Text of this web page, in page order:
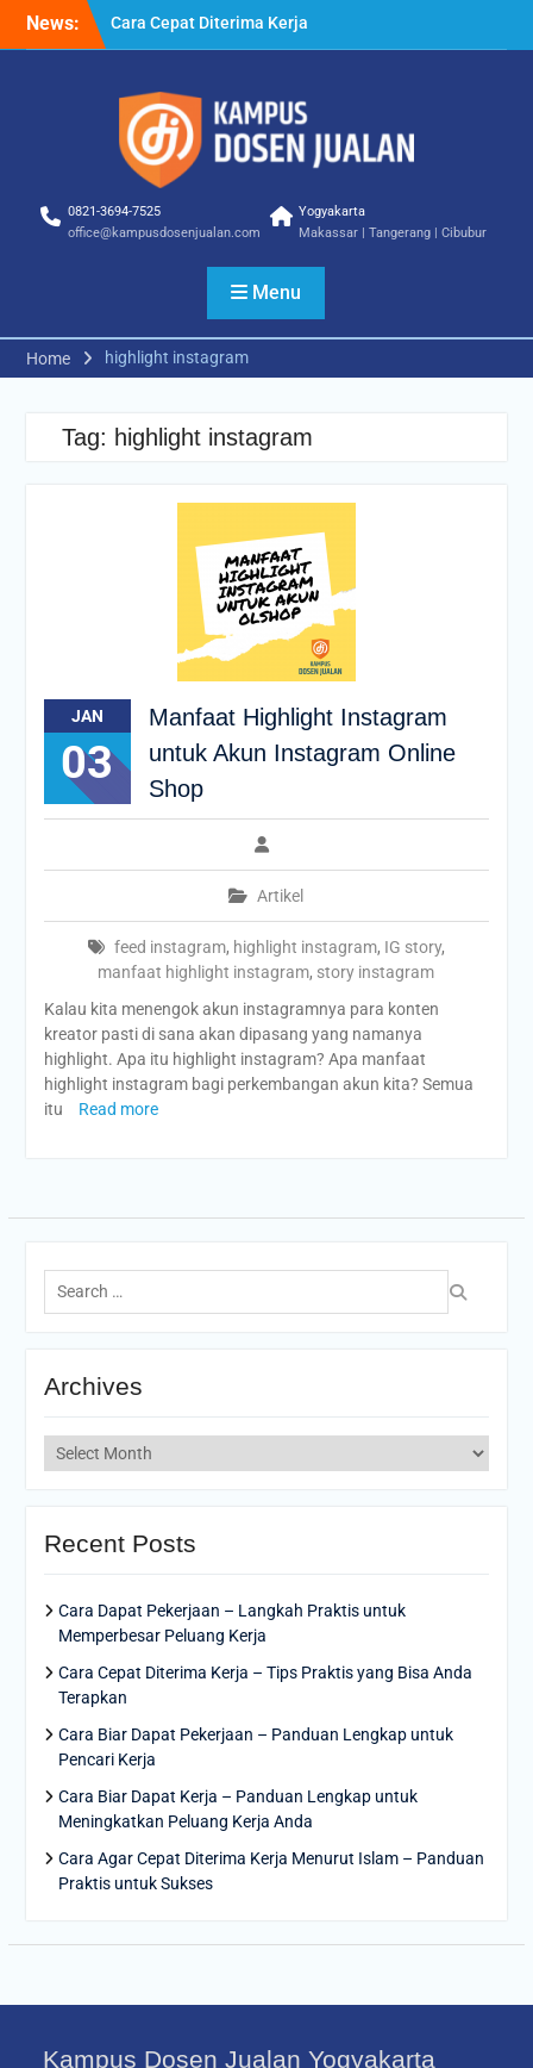
News:
Cara Cepat Diterima Kerja
– Tips Praktis yang Bisa
Cara Biar Dapat Pekerjaan
– Panduan Lengkap untuk
Pencari Kerja
Cara Dapat Pekerjaan –
Memperbesar Peluang
0821-3694-7525
office@kampusdosenjualan.com
Yogyakarta
Makassar | Tangerang | Cibubur
Menu
Home highlight instagram
Tag: highlight instagram
JAN
03
Manfaat Highlight Instagram
untuk Akun Instagram Online
Shop
Artikel
feed instagram, highlight instagram, IG story,
manfaat highlight instagram, story instagram
Kalau kita menengok akun instagramnya para konten
kreator pasti di sana akan dipasang yang namanya
highlight. Apa itu highlight instagram? Apa manfaat
highlight instagram bagi perkembangan akun kita? Semua
itu
Read more
Search
for:
Archives
Archives
Recent Posts
Cara Dapat Pekerjaan – Langkah Praktis untuk
Memperbesar Peluang Kerja
Cara Cepat Diterima Kerja – Tips Praktis yang Bisa Anda
Terapkan
Cara Biar Dapat Pekerjaan – Panduan Lengkap untuk
Pencari Kerja
Cara Biar Dapat Kerja – Panduan Lengkap untuk
Meningkatkan Peluang Kerja Anda
Cara Agar Cepat Diterima Kerja Menurut Islam – Panduan
Praktis untuk Sukses
Kampus Dosen Jualan Yogyakarta